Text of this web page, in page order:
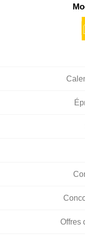
Offres